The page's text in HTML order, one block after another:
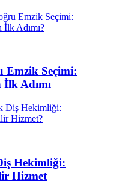
Emzik Seçimi:
İlk Adımı
Hekimliği:
Hizmet